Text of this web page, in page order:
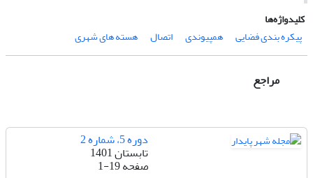
کلیدواژه‌ها
پیکره بندی فضایی
همپیوندی اتصال هسته های شهری
مراجع
دوره 5، شماره 2
تابستان 1401
صفحه1-19